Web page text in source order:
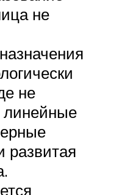
не
не
линейные
развитая